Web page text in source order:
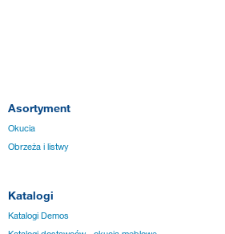
Asortyment
Okucia
Obrzeża i listwy
Katalogi
Katalogi Demos